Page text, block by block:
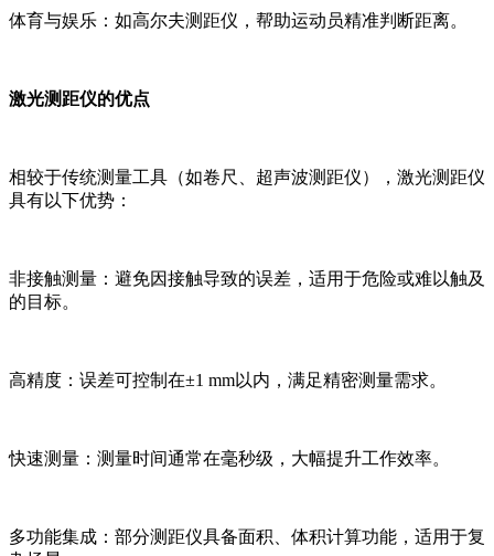
体育与娱乐：如高尔夫测距仪，帮助运动员精准判断距离。
激光测距仪的优点
相较于传统测量工具（如卷尺、超声波测距仪），激光测距仪
具有以下优势：
非接触测量：避免因接触导致的误差，适用于危险或难以触及
的目标。
高精度：误差可控制在±1 mm以内，满足精密测量需求。
快速测量：测量时间通常在毫秒级，大幅提升工作效率。
多功能集成：部分测距仪具备面积、体积计算功能，适用于复